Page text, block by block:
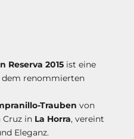
Reserva 2015ist eine
dem renommierten
Trauben von
Cruz in La Horra, vereint
Eleganz.